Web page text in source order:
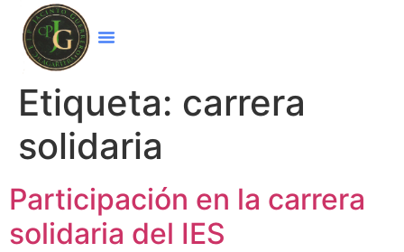
Etiqueta: carrera
solidaria
Participación en la carrera
solidaria del IES